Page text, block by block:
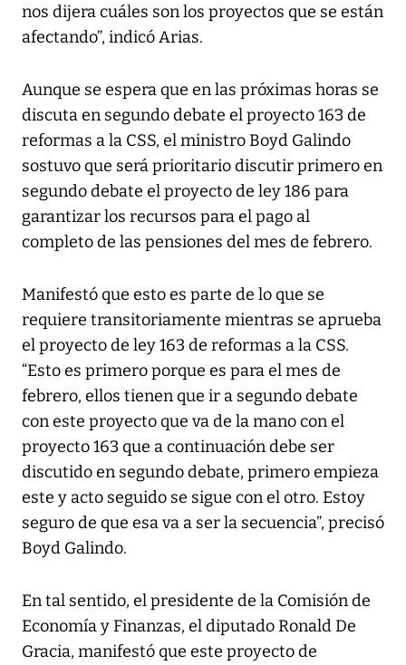
nos dijera cuáles son los proyectos que se están
afectando”, indicó Arias.
Aunque se espera que en las próximas horas se
discuta en segundo debate el proyecto 163 de
reformas a la CSS, el ministro Boyd Galindo
sostuvo que será prioritario discutir primero en
segundo debate el proyecto de ley 186 para
garantizar los recursos para el pago al
completo de las pensiones del mes de febrero.
Manifestó que esto es parte de lo que se
requiere transitoriamente mientras se aprueba
el proyecto de ley 163 de reformas a la CSS.
“Esto es primero porque es para el mes de
febrero, ellos tienen que ir a segundo debate
con este proyecto que va de la mano con el
proyecto 163 que a continuación debe ser
discutido en segundo debate, primero empieza
este y acto seguido se sigue con el otro. Estoy
seguro de que esa va a ser la secuencia”, precisó
Boyd Galindo.
En tal sentido, el presidente de la Comisión de
Economía y Finanzas, el diputado Ronald De
Gracia, manifestó que este proyecto de